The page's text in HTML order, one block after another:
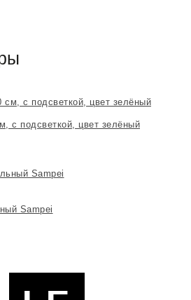
с подсветкой, цвет зелёный
Sampei